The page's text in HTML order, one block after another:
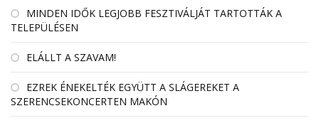
MINDEN IDŐK LEGJOBB FESZTIVÁLJÁT TARTOTTÁK A
TELEPÜLÉSEN
ELÁLLT A SZAVAM!
EZREK ÉNEKELTÉK EGYÜTT A SLÁGEREKET A
SZERENCSEKONCERTEN MAKÓN